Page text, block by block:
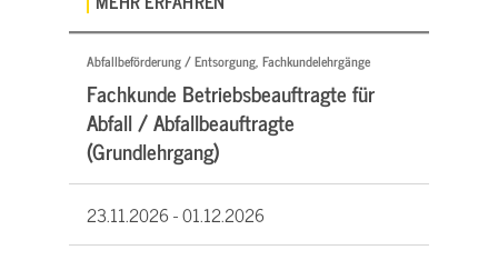
Abfallbeförderung / Entsorgung, Fachkundelehrgänge
Fachkunde Betriebsbeauftragte für
Abfall / Abfallbeauftragte
(Grundlehrgang)
23.11.2026 -01.12.2026